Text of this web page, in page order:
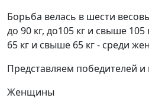
Борьба велась в шести
до 90 кг, до105 кг и свыше
65 кг и свыше 65 кг - среди
Представляем победителей и
Женщины